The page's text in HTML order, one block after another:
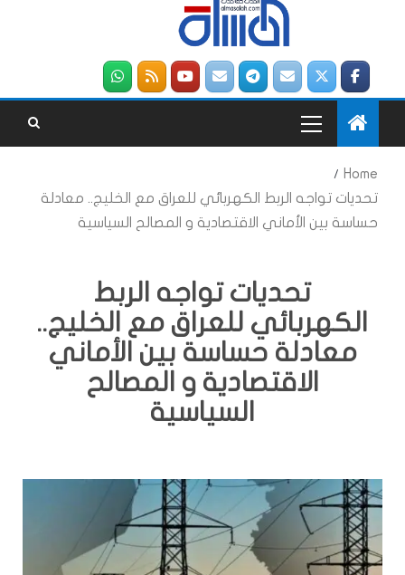
Home
تحديات تواجه الربط الكهربائي للعراق مع الخليج.. معادلة
حساسة بين الأماني الاقتصادية و المصالح السياسية
تحديات تواجه الربط
الكهربائي للعراق مع الخليج..
معادلة حساسة بين الأماني
الاقتصادية و المصالح
السياسية